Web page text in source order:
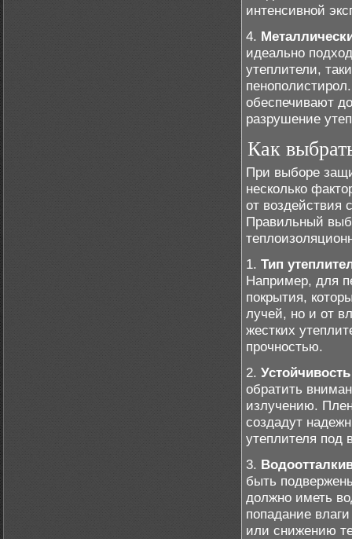
интенсивной
4.
идеально
утеплители,
обеспечивают
разрушение
Как
При выборе
несколько
от воздействия
Правильный
1. Тип
Например, для
покрытия,
лучей, но и от
жестких
прочностью.
2.
обратить
излучению.
создадут
утеплителя под
3.
быть
должно иметь
попадание
или снижению